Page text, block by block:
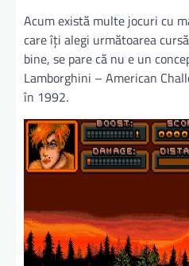
Acum există multe jocuri cu
care îţi alegi următoarea
bine, se pare că nu e un
Lamborghini – American
în 1992.